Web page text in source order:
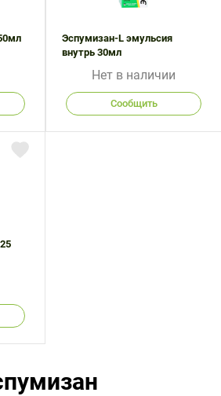
Эспумизан-L эмульсия
внутрь 30мл
Нет в наличии
Сообщить